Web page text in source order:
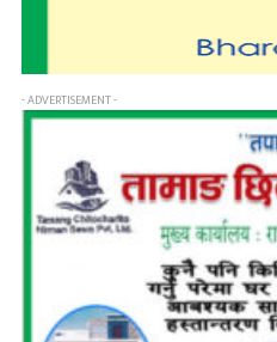
- ADVERTISEMENT -